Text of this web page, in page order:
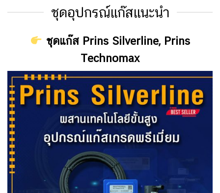
ชุดอุปกรณ์แก๊สแนะนำ
ชุดแก๊ส Prins Silverline, Prins
Technomax